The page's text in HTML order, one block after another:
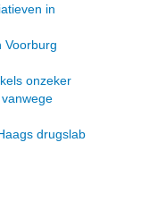
in
Voorburg
onzeker
drugslab